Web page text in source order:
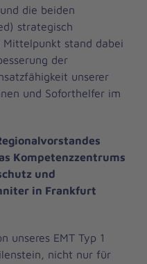
die beiden
strategisch
Mittelpunkt stand dabei
der
unserer
und Soforthelfer im
Kompetenzzentrums
und
in Frankfurt
unseres EMT Typ 1
nicht nur für